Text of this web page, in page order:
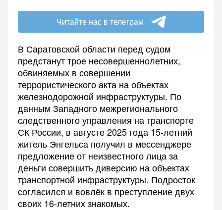
Читайте нас в телеграм
В Саратовской области перед судом
предстанут трое несовершеннолетних,
обвиняемых в совершении
террористического акта на объектах
железнодорожной инфраструктуры. По
данным Западного межрегионального
следственного управления на транспорте
СК России, в августе 2025 года 15-летний
житель Энгельса получил в мессенджере
предложение от неизвестного лица за
деньги совершить диверсию на объектах
транспортной инфраструктуры. Подросток
согласился и вовлёк в преступление двух
своих 16-летних знакомых.